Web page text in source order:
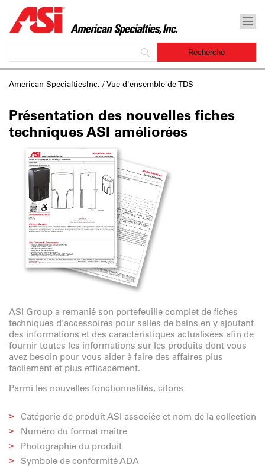
American SpecialtiesInc. / Vue d'ensemble de TDS
Présentation des nouvelles fiches
techniques ASI améliorées
ASI Group a remanié son portefeuille complet de fiches
techniques d'accessoires pour salles de bains en y ajoutant
des informations et des caractéristiques actualisées afin de
fournir toutes les informations sur les produits dont vous
avez besoin pour vous aider à faire des affaires plus
facilement et plus efficacement.
Parmi les nouvelles fonctionnalités, citons
Catégorie de produit ASI associée et nom de la collection
Numéro du format maître
Photographie du produit
Symbole de conformité ADA